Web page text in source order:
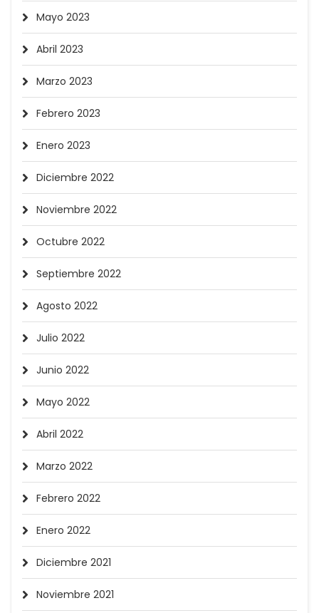
Mayo 2023
Abril 2023
Marzo 2023
Febrero 2023
Enero 2023
Diciembre 2022
Noviembre 2022
Octubre 2022
Septiembre 2022
Agosto 2022
Julio 2022
Junio 2022
Mayo 2022
Abril 2022
Marzo 2022
Febrero 2022
Enero 2022
Diciembre 2021
Noviembre 2021